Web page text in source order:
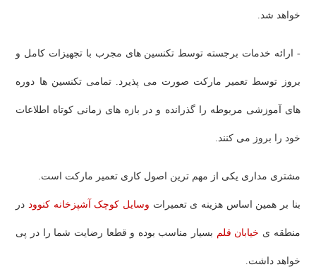
خواهد شد.
- ارائه خدمات برجسته توسط تکنسین های مجرب با تجهیزات کامل و
بروز توسط تعمیر مارکت صورت می پذیرد. تمامی تکنسین ها دوره
های آموزشی مربوطه را گذرانده و در بازه های زمانی کوتاه اطلاعات
خود را بروز می کنند.
مشتری مداری یکی از مهم ترین اصول کاری تعمیر مارکت است.
بنا بر همین اساس هزینه ی تعمیرات وسایل کوچک آشپزخانه کنوود در
منطقه ی خیابان قلم بسیار مناسب بوده و قطعا رضایت شما را در پی
خواهد داشت.